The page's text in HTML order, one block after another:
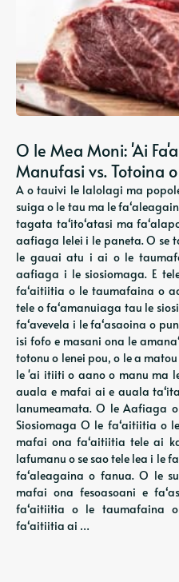
O le Mea Moni: 'Ai
Manufasi vs. Totoina o
A o tauivi le lalolagi ma
suiga o le tau ma le
tagata taʻitoʻatasi ma
aafiaga lelei i le paneta. O se
le gauai atu i ai o le
aafiaga i le siosiomaga. E
faʻaitiitia o le taumafaina o
tele o faʻamanuiaga tau le
faʻavevela i le faʻasaoina o
isi fofo e masani ona le
totonu o lenei pou, o le a matou
le 'ai itiiti o aano o manu ma
auala e mafai ai e auala
lanumeamata. O le Aafiaga
Siosiomaga O le faʻaitiitia o
mafai ona faʻaitiitia tele ai
lafumanu o se sao tele lea i le
faʻaleagaina o fanua. O le
mafai ona fesoasoani e
faʻaitiitia o le taumafaina
faʻaitiitia ai …